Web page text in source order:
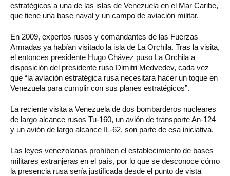
estratégicos a una de las islas de Venezuela en el Mar Caribe,
que tiene una base naval y un campo de aviación militar.
En 2009, expertos rusos y comandantes de las Fuerzas
Armadas ya habían visitado la isla de La Orchila. Tras la visita,
el entonces presidente Hugo Chávez puso La Orchila a
disposición del presidente ruso Dimitri Medvedev, cada vez
que “la aviación estratégica rusa necesitara hacer un toque en
Venezuela para cumplir con sus planes estratégicos”.
La reciente visita a Venezuela de dos bombarderos nucleares
de largo alcance rusos Tu-160, un avión de transporte An-124
y un avión de largo alcance IL-62, son parte de esa iniciativa.
Las leyes venezolanas prohíben el establecimiento de bases
militares extranjeras en el país, por lo que se desconoce cómo
la presencia rusa sería justificada desde el punto de vista